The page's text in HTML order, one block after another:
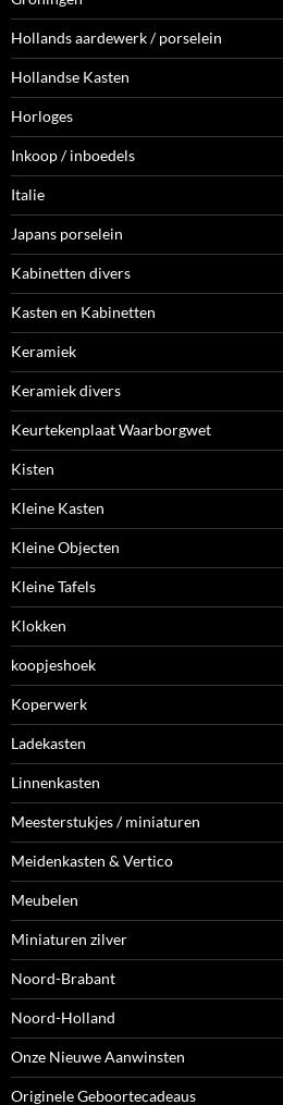
Hollands aardewerk / porselein
Hollandse Kasten
Horloges
Inkoop / inboedels
Italie
Japans porselein
Kabinetten divers
Kasten en Kabinetten
Keramiek
Keramiek divers
Keurtekenplaat Waarborgwet
Kisten
Kleine Kasten
Kleine Objecten
Kleine Tafels
Klokken
koopjeshoek
Koperwerk
Ladekasten
Linnenkasten
Meesterstukjes / miniaturen
Meidenkasten & Vertico
Meubelen
Miniaturen zilver
Noord-Brabant
Noord-Holland
Onze Nieuwe Aanwinsten
Originele Geboortecadeaus